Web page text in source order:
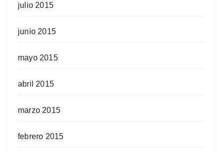
julio 2015
junio 2015
mayo 2015
abril 2015
marzo 2015
febrero 2015